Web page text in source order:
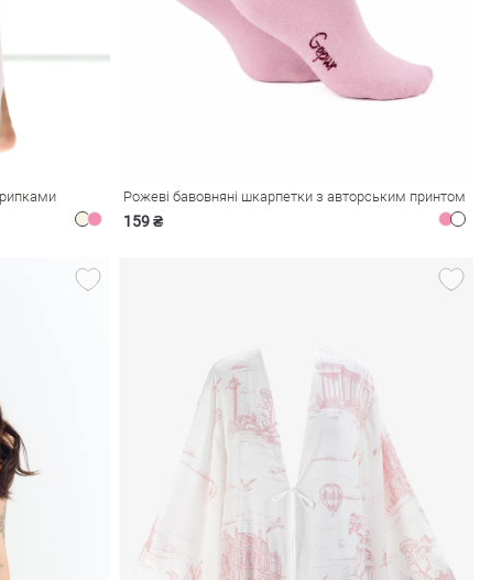
Рожеві бавовняні шкарпетки з авторським принтом
159 ₴